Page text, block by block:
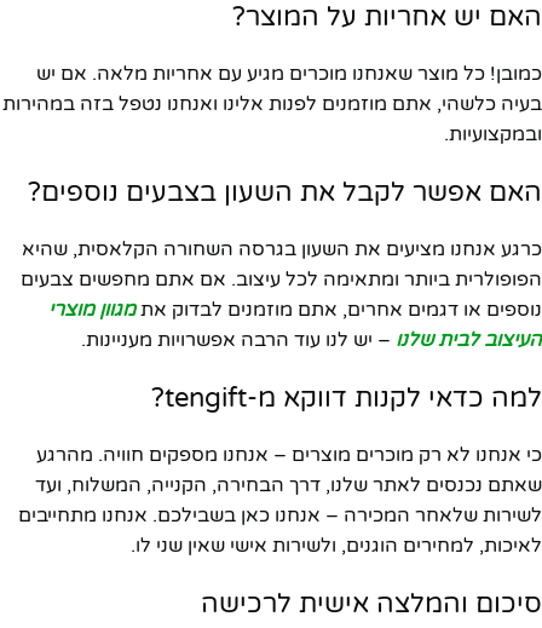
האם יש אחריות על המוצר?
כמובן! כל מוצר שאנחנו מוכרים מגיע עם אחריות מלאה. אם יש
בעיה כלשהי, אתם מוזמנים לפנות אלינו ואנחנו נטפל בזה במהירות
ובמקצועיות.
האם אפשר לקבל את השעון בצבעים נוספים?
כרגע אנחנו מציעים את השעון בגרסה השחורה הקלאסית, שהיא
הפופולרית ביותר ומתאימה לכל עיצוב. אם אתם מחפשים צבעים
נוספים או דגמים אחרים, אתם מוזמנים לבדוק אתמגוון מוצרי
העיצוב לבית שלנו – יש לנו עוד הרבה אפשרויות מעניינות.
למה כדאי לקנות דווקא מ-tengift?
כי אנחנו לא רק מוכרים מוצרים – אנחנו מספקים חוויה. מהרגע
שאתם נכנסים לאתר שלנו, דרך הבחירה, הקנייה, המשלוח, ועד
לשירות שלאחר המכירה – אנחנו כאן בשבילכם. אנחנו מתחייבים
לאיכות, למחירים הוגנים, ולשירות אישי שאין שני לו.
סיכום והמלצה אישית לרכישה